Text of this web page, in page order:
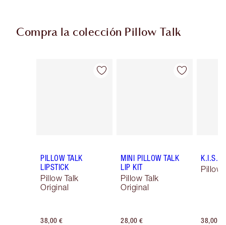
Compra la colección Pillow Talk
Artículo 1 de 84
PILLOW TALK
LIPSTICK
Pillow Talk
Original
38,00 €
Artículo 2 de 84
MINI PILLOW TALK
LIP KIT
Pillow Talk
Original
28,00 €
Pillow
38,00 €